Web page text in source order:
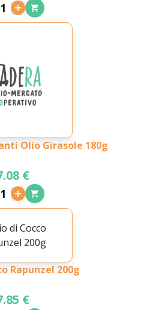
1
Olio Girasole 180g
€
1
Rapunzel 200g
€